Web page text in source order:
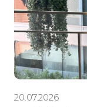
20.07.2026